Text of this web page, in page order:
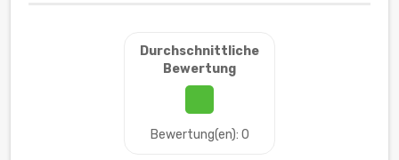
Durchschnittliche
Bewertung
Bewertung(en): 0